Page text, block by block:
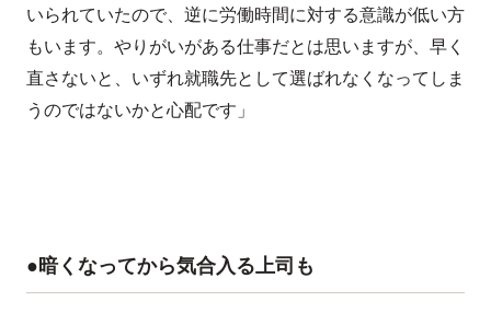
いられていたので、逆に労働時間に対する意識が低い方
もいます。やりがいがある仕事だとは思いますが、早く
直さないと、いずれ就職先として選ばれなくなってしま
うのではないかと心配です」
●暗くなってから気合入る上司も